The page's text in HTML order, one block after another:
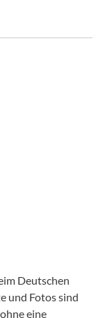
Deutschen
und Fotos sind
eine